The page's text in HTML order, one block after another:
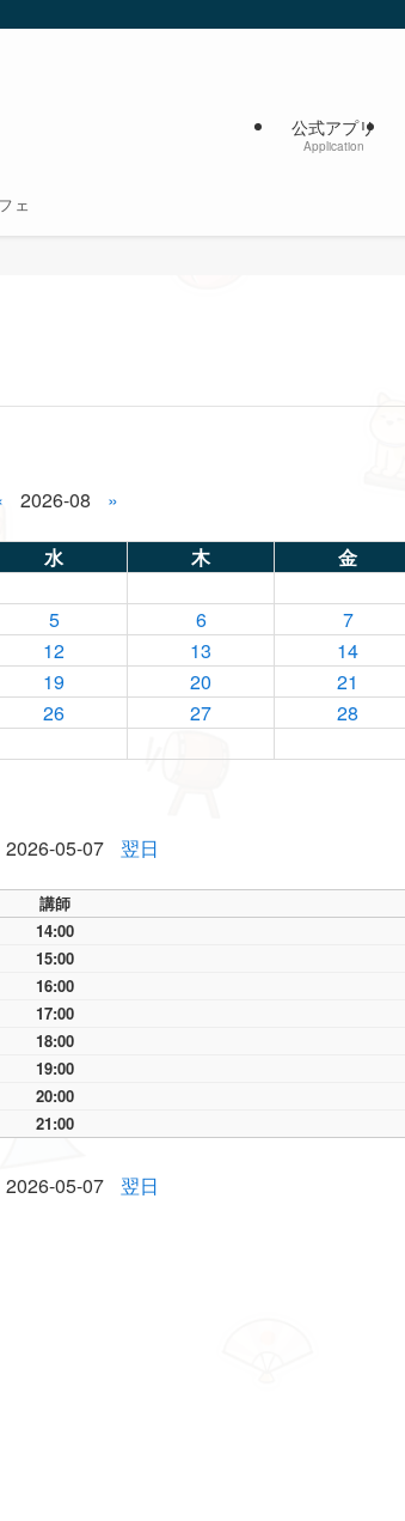
ェ
公式アプリ
Application
2026-08 »
水 木 金
5
6 7
12
13 14
19
20 21
26
27 28
2026-05-07 翌日
講師
14:00
15:00
16:00
17:00
18:00
19:00
20:00
21:00
2026-05-07 翌日